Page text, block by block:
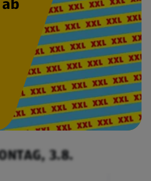
3.8.